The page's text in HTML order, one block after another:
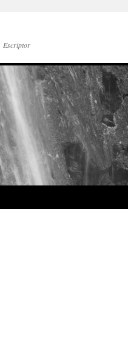
Escriptor